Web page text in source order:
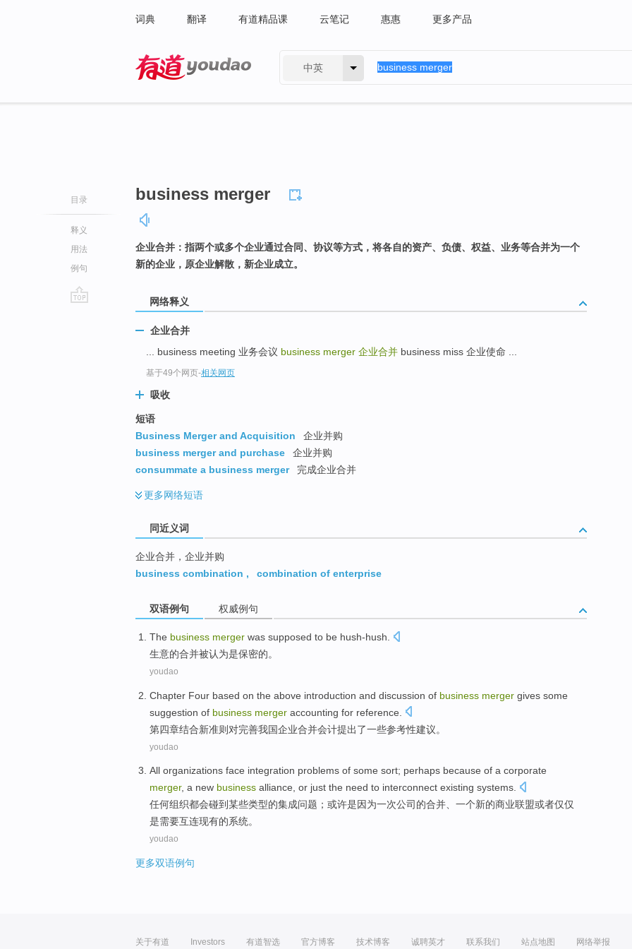
词典 翻译 有道精品课 云笔记 惠惠 更多产品
中英
目录
释义
用法
例句
business merger
企业合并：指两个或多个企业通过合同、协议等方式，将各自的资产、负债、权益、业务等合并为一个
新的企业，原企业解散，新企业成立。
网络释义
企业合并
... business meeting 业务会议 business merger 企业合并 business miss 企业使命 ...
基于49个网页-相关网页
吸收
短语
Business Merger and Acquisition
企业并购
business merger and purchase
企业并购
consummate a business merger
完成企业合并
更多网络短语
同近义词
企业合并，企业并购
business combination , combination of enterprise
双语例句 权威例句
The business merger was supposed to be hush-hush
生意的合并被认为是保密的。
youdao
Chapter Four based on the above introduction and discussion of business merger gives some
suggestion of business merger accounting for reference.
第四章结合新准则对完善我国企业合并会计提出了一些参考性建议。
youdao
All organizations face integration problems of some sort; perhaps because of a corporate
merger, a new business alliance, or just the need to interconnect existing systems.
任何组织都会碰到某些类型的集成问题 ； 或许是因为一次公司 的合并、一个新的商业联盟或者仅仅
是需要互连现有的系统。
youdao
更多双语例句
关于有道 Investors 有道智选 官方博客 技术博客 诚聘英才 联系我们 站点地图 网络举报